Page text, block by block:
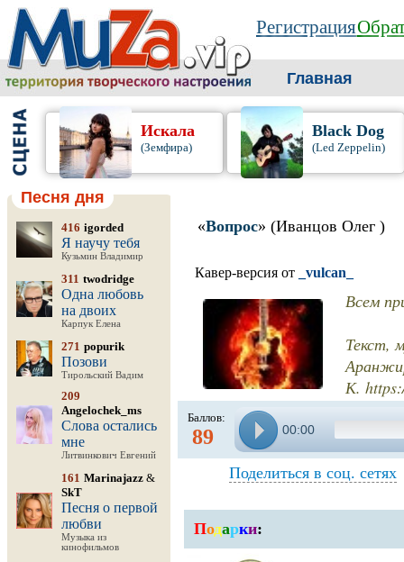
Регистрация
Главная
Искала
(Земфира)
Black Dog
(Led Zeppelin)
Песня дня
416 igorded
Я научу тебя
Кузьмин Владимир
311 twodridge
Одна любовь
на двоих
Карпук Елена
271 popurik
Позови
Тирольский Вадим
209
Angelochek_ms
Слова остались
мне
Литвинкович Евгений
161 Marinajazz &
SkT
Песня о первой
любви
Музыка из
кинофильмов
«Вопрос» (Иванцов Олег )
Кавер-версия от _vulcan_
Всем
Текст,
К.
Баллов:
89 00:00
Поделиться в соц. сетях
Подарки: